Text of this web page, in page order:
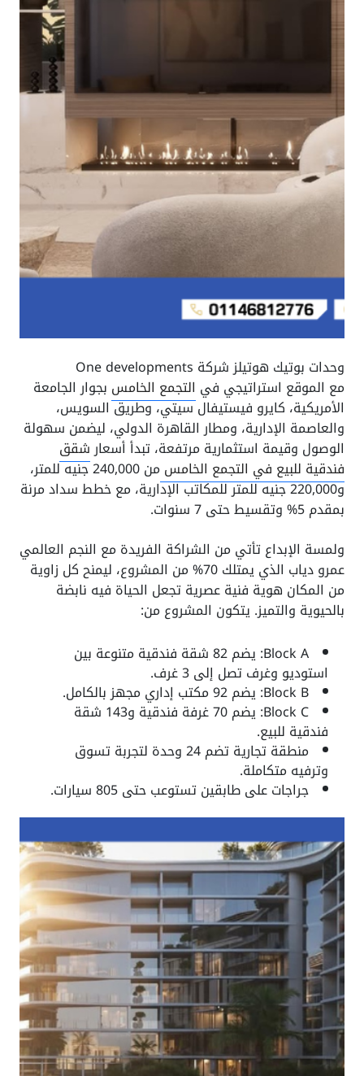
وحدات بوتيك هوتيلز شركة One developments
مع الموقع استراتيجي في التجمع الخامس بجوار الجامعة
الأمريكية، كايرو فيستيفال سيتي، وطريق السويس،
والعاصمة الإدارية، ومطار القاهرة الدولي، ليضمن سهولة
الوصول وقيمة استثمارية مرتفعة، تبدأ أسعارشقق
فندقية للبيع في التجمع الخامس
من 240,000 جنيه للمتر،
و220,000 جنيه للمتر للمكاتب الإدارية، مع خطط سداد مرنة
بمقدم 5% وتقسيط حتى 7 سنوات.
ولمسة الإبداع تأتي من الشراكة الفريدة مع النجم العالمي
عمرو دياب الذي يمتلك 70% من المشروع، ليمنح كل زاوية
من المكان هوية فنية عصرية تجعل الحياة فيه نابضة
بالحيوية والتميز. يتكون المشروع من:
Block A: يضم 82 شقة فندقية متنوعة بين
استوديو وغرف تصل إلى 3 غرف.
Block B: يضم 92 مكتب إداري مجهز بالكامل.
Block C: يضم 70 غرفة فندقية و143 شقة
فندقية للبيع.
منطقة تجارية تضم 24 وحدة لتجربة تسوق
وترفيه متكاملة.
جراجات على طابقين تستوعب حتى 805 سيارات.